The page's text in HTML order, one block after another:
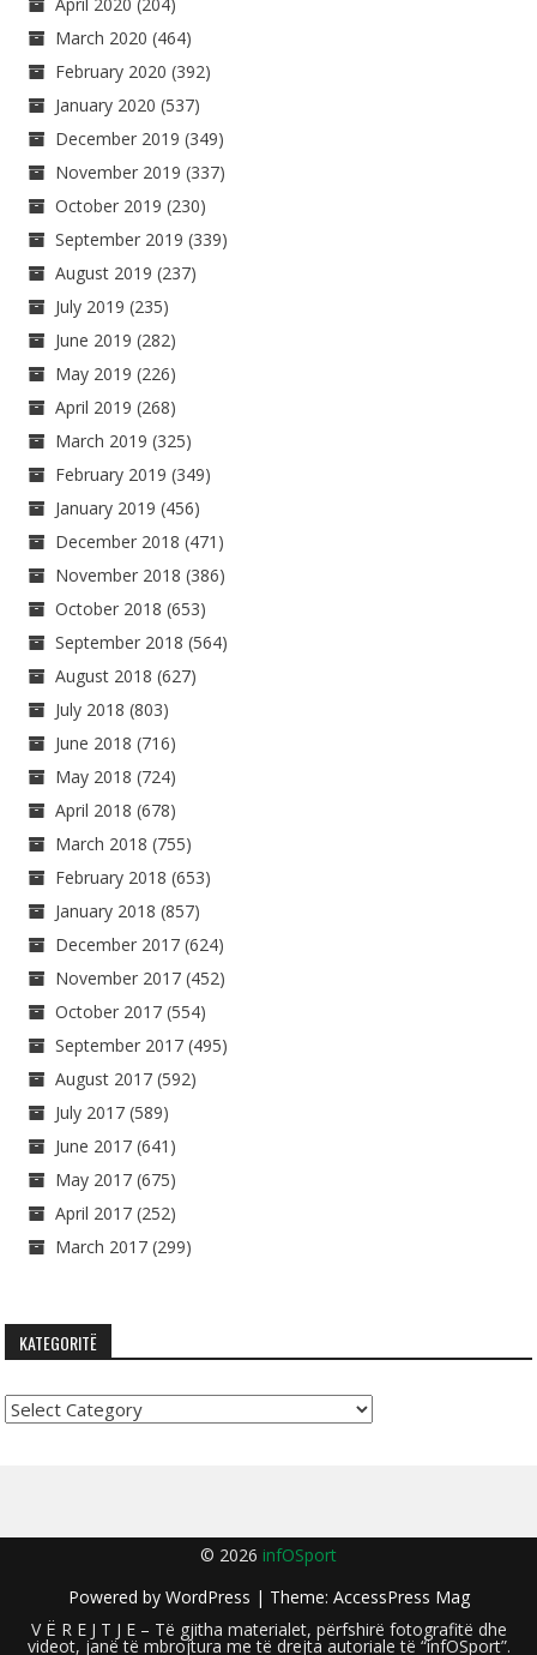
March 2020 (464)
February 2020 (392)
January 2020 (537)
December 2019 (349)
November 2019 (337)
October 2019 (230)
September 2019 (339)
August 2019 (237)
July 2019 (235)
June 2019 (282)
May 2019 (226)
April 2019 (268)
March 2019 (325)
February 2019 (349)
January 2019 (456)
December 2018 (471)
November 2018 (386)
October 2018 (653)
September 2018 (564)
August 2018 (627)
July 2018 (803)
June 2018 (716)
May 2018 (724)
April 2018 (678)
March 2018 (755)
February 2018 (653)
January 2018 (857)
December 2017 (624)
November 2017 (452)
October 2017 (554)
September 2017 (495)
August 2017 (592)
July 2017 (589)
June 2017 (641)
May 2017 (675)
April 2017 (252)
March 2017 (299)
KATEGORITË
Kategoritë
© 2026 infOSport
Powered by WordPress | Theme: AccessPress Mag
V Ë R E J T J E – Të gjitha materialet, përfshirë fotografitë dhe
videot, janë të mbrojtura me të drejta autoriale të “infOSport”.